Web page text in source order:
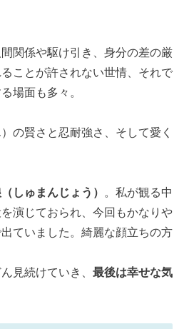
関係や駆け引き、身分の差の厳
ことが許されない世情、それで
場面も多々。
の賢さと忍耐強さ、そして愛く
しゅまんじょう） 。私が観る中
演じておられ、今回もかなりや
ていました。綺麗な顔立ちの方
見続けていき、 最後は幸せな気